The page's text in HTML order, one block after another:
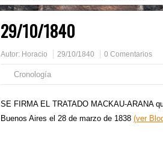
29/10/1840
Autor: Horacio 29/10/1840 0 Comentarios
Cronología
SE FIRMA EL TRATADO MACKAU-ARANA
Buenos Aires el 28 de marzo de 1838 (ver